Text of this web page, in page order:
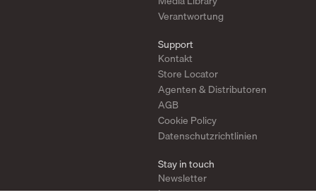
Verantwortung
Support
Kontakt
Store Locator
Agenten & Distributoren
AGB
Cookie Policy
Datenschutzrichtlinien
Stay in touch
Newsletter